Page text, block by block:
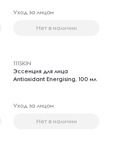
Уход за лицом
Нет в наличии
111SKIN
Эссенция для лица
Antioxidant Energising, 100 мл
Уход за лицом
Нет в наличии